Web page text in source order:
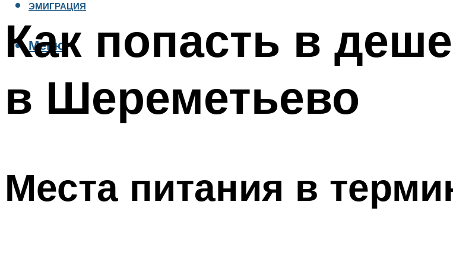
ЭМИГРАЦИЯ
Меню
Как попасть в
в Шереметьево
Места питания в